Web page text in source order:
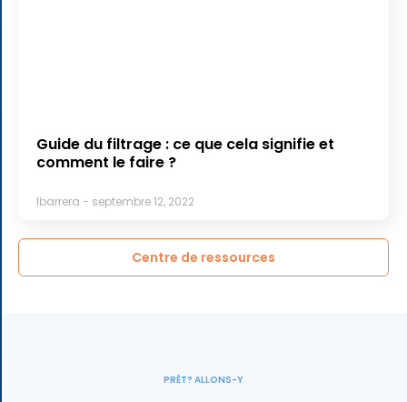
Guide du filtrage : ce que cela signifie et
comment le faire ?
lbarrera septembre 12, 2022
Centre de ressources
PRÊT? ALLONS-Y